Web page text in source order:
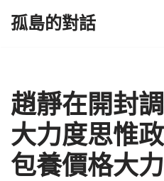
孤島的對話
趙靜在開封
大力度思惟
包養價格大